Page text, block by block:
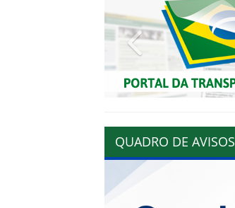
Previous
QUADRO DE AVISOS